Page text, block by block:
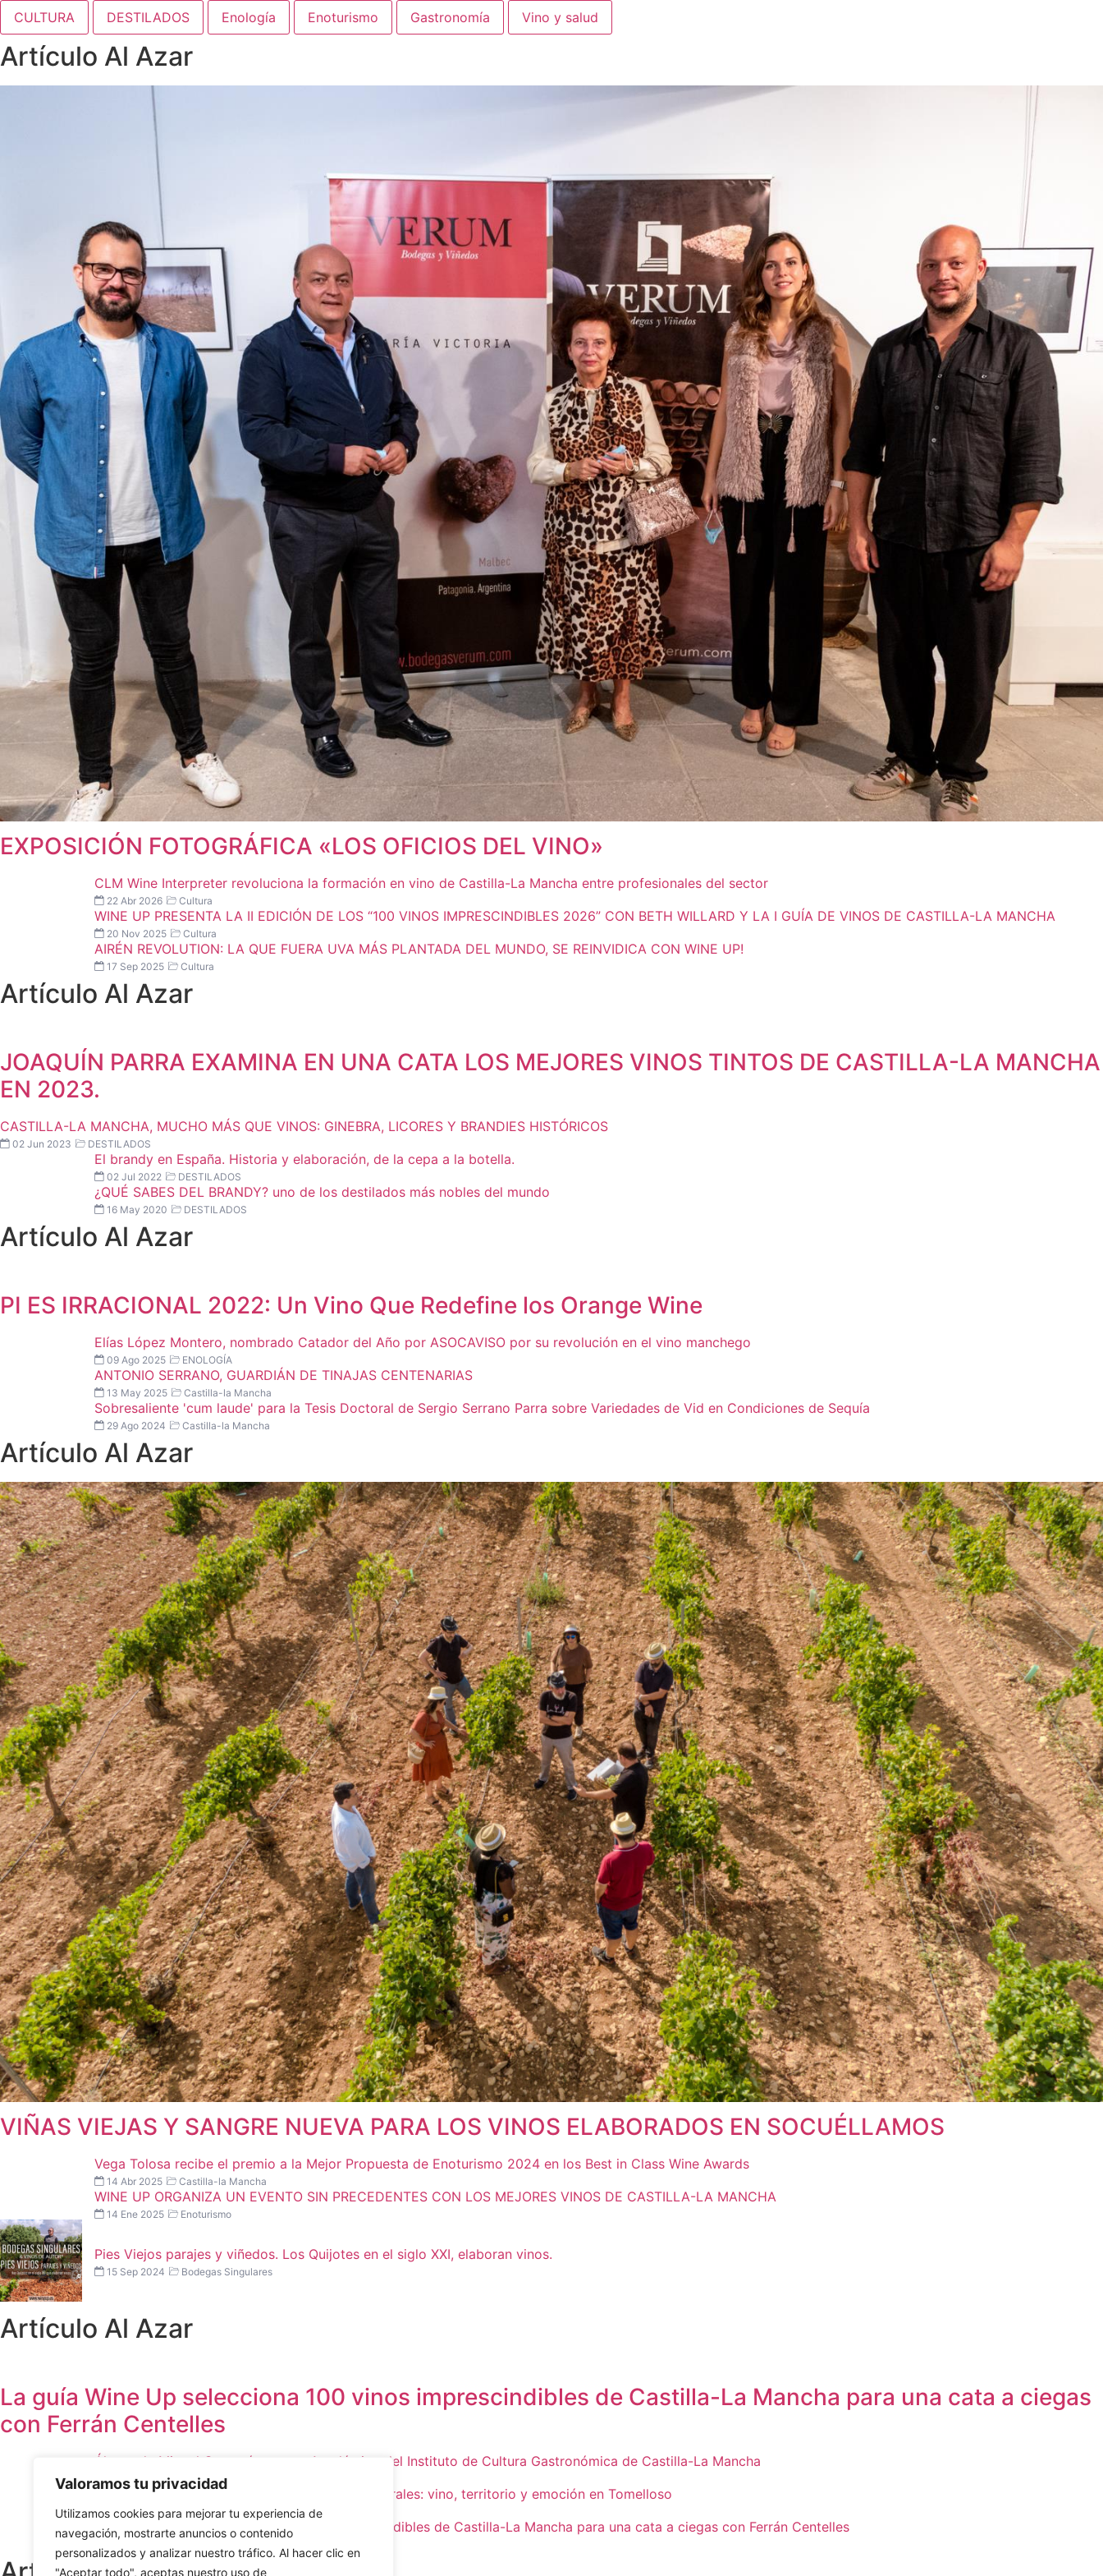
Valoramos tu privacidad
Utilizamos cookies para mejorar tu experiencia de
navegación, mostrarte anuncios o contenido
personalizados y analizar nuestro tráfico. Al hacer clic en
"Aceptar todo", aceptas nuestro uso de
CULTURA DESTILADOS Enología Enoturismo Gastronomía Vino y salud
Artículo Al Azar
EXPOSICIÓN FOTOGRÁFICA «LOS OFICIOS DEL VINO»
CLM Wine Interpreter revoluciona la formación en vino de Castilla-La Mancha entre profesionales del sector
22 Abr 2026 Cultura
WINE UP PRESENTA LA II EDICIÓN DE LOS “100 VINOS IMPRESCINDIBLES 2026” CON BETH WILLARD Y LA I GUÍA DE VINOS DE CASTILLA-LA MANCHA
20 Nov 2025 Cultura
AIRÉN REVOLUTION: LA QUE FUERA UVA MÁS PLANTADA DEL MUNDO, SE REINVIDICA CON WINE UP!
17 Sep 2025 Cultura
Artículo Al Azar
JOAQUÍN PARRA EXAMINA EN UNA CATA LOS MEJORES VINOS TINTOS DE CASTILLA-LA MANCHA
EN 2023.
CASTILLA-LA MANCHA, MUCHO MÁS QUE VINOS: GINEBRA, LICORES Y BRANDIES HISTÓRICOS
02 Jun 2023 DESTILADOS
El brandy en España. Historia y elaboración, de la cepa a la botella.
02 Jul 2022 DESTILADOS
¿QUÉ SABES DEL BRANDY? uno de los destilados más nobles del mundo
16 May 2020 DESTILADOS
Artículo Al Azar
PI ES IRRACIONAL 2022: Un Vino Que Redefine los Orange Wine
Elías López Montero, nombrado Catador del Año por ASOCAVISO por su revolución en el vino manchego
09 Ago 2025 ENOLOGÍA
ANTONIO SERRANO, GUARDIÁN DE TINAJAS CENTENARIAS
13 May 2025 Castilla-la Mancha
Sobresaliente 'cum laude' para la Tesis Doctoral de Sergio Serrano Parra sobre Variedades de Vid en Condiciones de Sequía
29 Ago 2024 Castilla-la Mancha
Artículo Al Azar
VIÑAS VIEJAS Y SANGRE NUEVA PARA LOS VINOS ELABORADOS EN SOCUÉLLAMOS
Vega Tolosa recibe el premio a la Mejor Propuesta de Enoturismo 2024 en los Best in Class Wine Awards
14 Abr 2025 Castilla-la Mancha
WINE UP ORGANIZA UN EVENTO SIN PRECEDENTES CON LOS MEJORES VINOS DE CASTILLA-LA MANCHA
14 Ene 2025 Enoturismo
Pies Viejos parajes y viñedos. Los Quijotes en el siglo XXI, elaboran vinos.
15 Sep 2024 Bodegas Singulares
Artículo Al Azar
La guía Wine Up selecciona 100 vinos imprescindibles de Castilla-La Mancha para una cata a ciegas
con Ferrán Centelles
Álvaro de Miguel Caparrós, nuevo Académico del Instituto de Cultura Gastronómica de Castilla-La Mancha
06 May 2026 Gastronomía
El Wine Up Tour regresa a Esencia by María Morales: vino, territorio y emoción en Tomelloso
23 Jul 2025 Castilla-la Mancha
La guía Wine Up selecciona 100 vinos imprescindibles de Castilla-La Mancha para una cata a ciegas con Ferrán Centelles